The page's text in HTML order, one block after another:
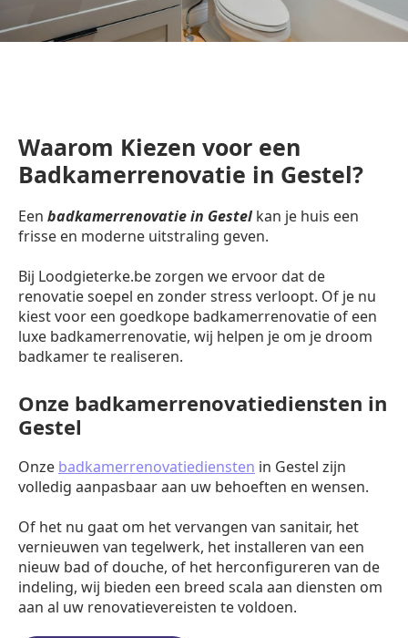
Waarom Kiezen voor een
Badkamerrenovatie in Gestel?
Een badkamerrenovatie in Gestel kan je huis een
frisse en moderne uitstraling geven.
Bij Loodgieterke.be zorgen we ervoor dat de
renovatie soepel en zonder stress verloopt. Of je nu
kiest voor een goedkope badkamerrenovatie of een
luxe badkamerrenovatie, wij helpen je om je droom
badkamer te realiseren.
Onze badkamerrenovatiediensten in
Gestel
Onze badkamerrenovatiediensten in Gestel zijn
volledig aanpasbaar aan uw behoeften en wensen.
Of het nu gaat om het vervangen van sanitair, het
vernieuwen van tegelwerk, het installeren van een
nieuw bad of douche, of het herconfigureren van de
indeling, wij bieden een breed scala aan diensten om
aan al uw renovatievereisten te voldoen.